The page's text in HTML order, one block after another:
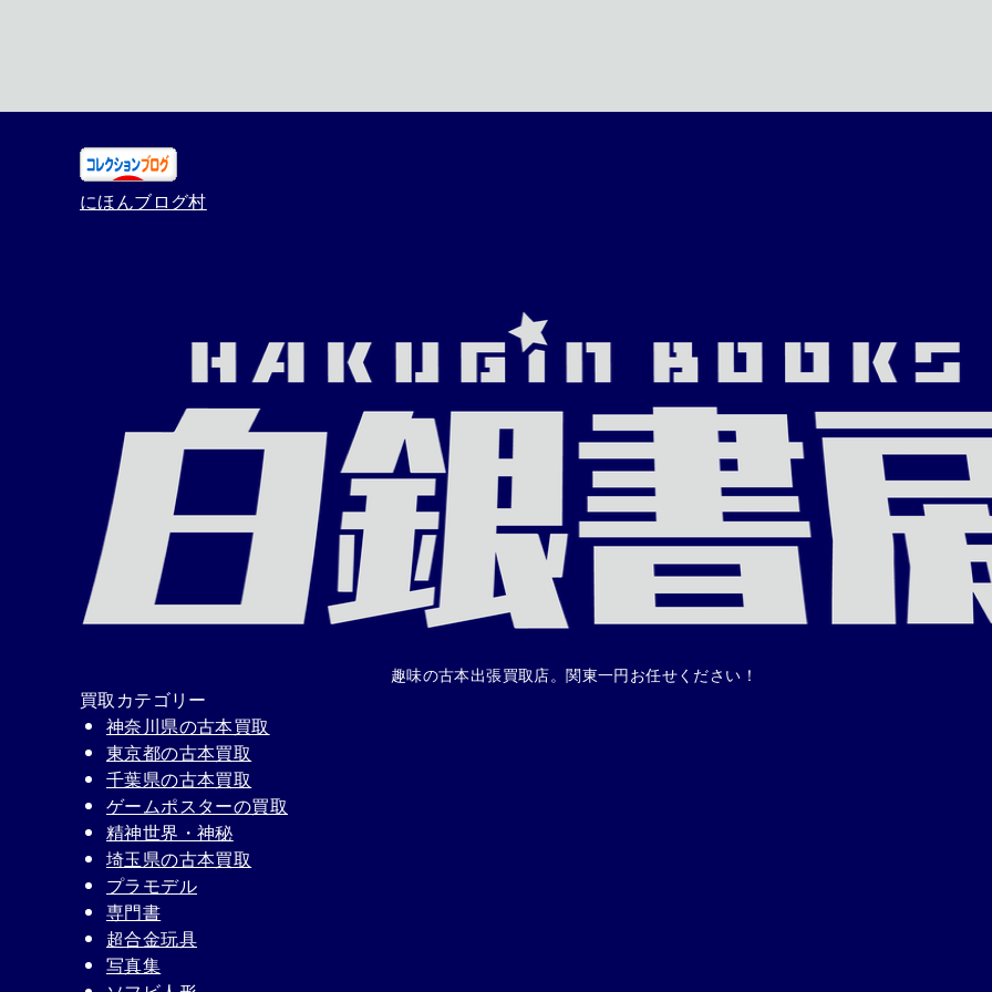
にほんブログ村
趣味の古本出張買取店。関東一円お任せください！
買取カテゴリー
神奈川県の古本買取
東京都の古本買取
千葉県の古本買取
ゲームポスターの買取
精神世界・神秘
埼玉県の古本買取
プラモデル
専門書
超合金玩具
写真集